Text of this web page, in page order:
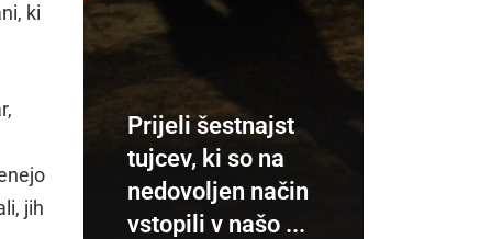
ki
jih
Prijeli šestnajst
tujcev, ki so na
nedovoljen način
vstopili v našo ...